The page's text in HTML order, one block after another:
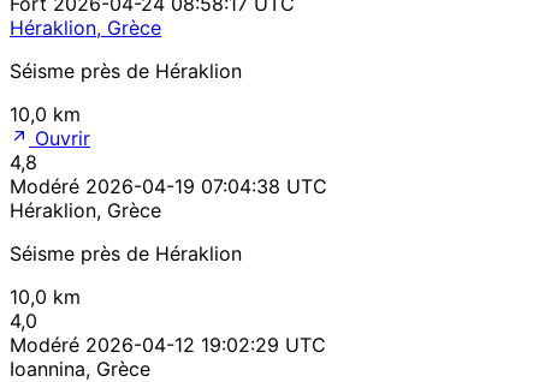
Héraklion, Grèce
Séisme près de Héraklion
10,0 km
Ouvrir
4,8
Modéré 2026-04-19 07:04:38 UTC
Héraklion, Grèce
Séisme près de Héraklion
10,0 km
4,0
Modéré 2026-04-12 19:02:29 UTC
Ioannina, Grèce